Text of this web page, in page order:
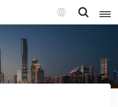
English
Русский